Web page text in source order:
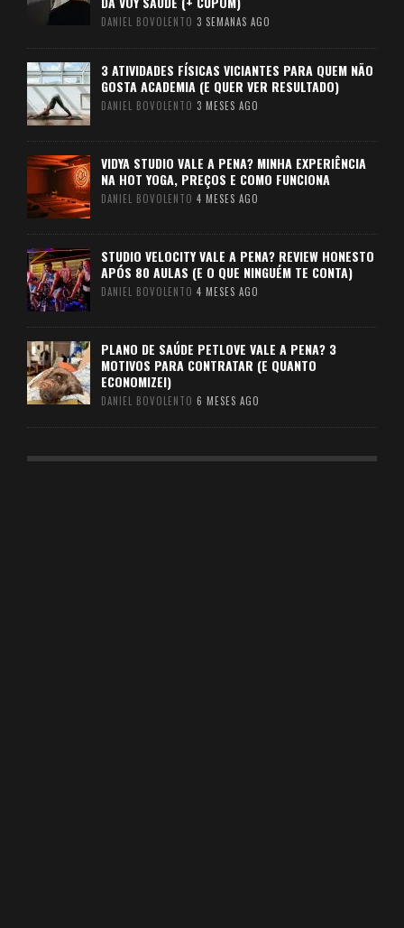
DANIEL BOVOLENTO 3 SEMANAS AGO
3 ATIVIDADES FÍSICAS VICIANTES PARA QUEM NÃO
GOSTA ACADEMIA (E QUER VER RESULTADO)
DANIEL BOVOLENTO 3 MESES AGO
VIDYA STUDIO VALE A PENA? MINHA EXPERIÊNCIA
NA HOT YOGA, PREÇOS E COMO FUNCIONA
DANIEL BOVOLENTO 4 MESES AGO
STUDIO VELOCITY VALE A PENA? REVIEW HONESTO
APÓS 80 AULAS (E O QUE NINGUÉM TE CONTA)
DANIEL BOVOLENTO 4 MESES AGO
PLANO DE SAÚDE PETLOVE VALE A PENA? 3
MOTIVOS PARA CONTRATAR (E QUANTO
ECONOMIZEI)
DANIEL BOVOLENTO 6 MESES AGO